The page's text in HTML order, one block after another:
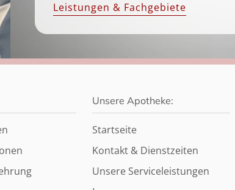
Leistungen & Fachgebiete
Unsere Apotheke:
Startseite
Kontakt & Dienstzeiten
Unsere Serviceleistungen